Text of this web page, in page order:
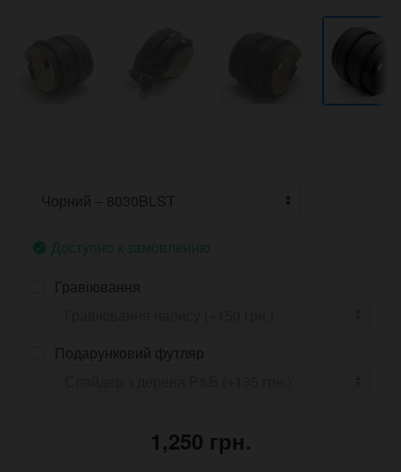
Доступно к замовленню
Гравіювання
Подарунковий футляр
1,250 грн.